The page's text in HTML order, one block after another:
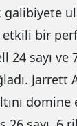
galibiyete
etkili bir
24 sayı ve
Jarrett
domine